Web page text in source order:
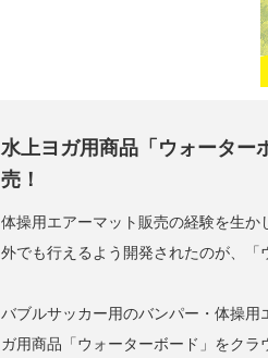
水上ヨガ用商品「ウォーター
売！
体操用エアーマット販売の経験を生
外でも行えるよう開発されたのが、「
バブルサッカー用のバンパー・体操
ガ用商品「ウォーターボード」をクラ